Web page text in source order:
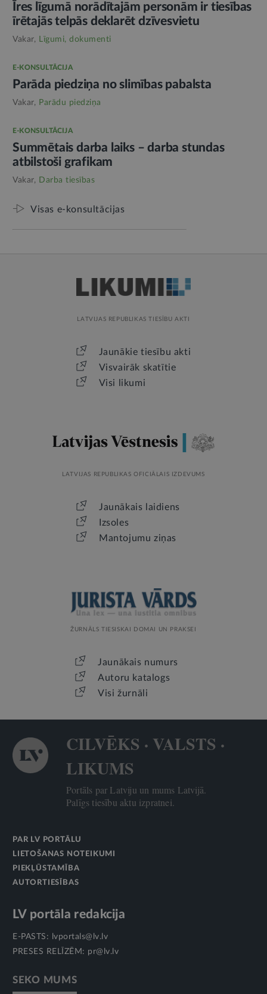
Īres līgumā norādītajām personām ir tiesības
īrētajās telpās deklarēt dzīvesvietu
Vakar, Līgumi, dokumenti
E-KONSULTĀCIJA
Parāda piedziņa no slimības pabalsta
Vakar, Parādu piedziņa
E-KONSULTĀCIJA
Summētais darba laiks – darba stundas
atbilstoši grafikam
Vakar, Darba tiesības
Visas e-konsultācijas
LATVIJAS REPUBLIKAS TIESĪBU AKTI
Jaunākie tiesību akti
Visvairāk skatītie
Visi likumi
LATVIJAS REPUBLIKAS OFICIĀLAIS IZDEVUMS
Jaunākais laidiens
Izsoles
Mantojumu ziņas
ŽURNĀLS TIESISKAI DOMAI UN PRAKSEI
Jaunākais numurs
Autoru katalogs
Visi žurnāli
CILVĒKS · VALSTS ·
LIKUMS
Portāls par Latviju un mums Latvijā.
Palīgs tiesību aktu izpratnei.
PAR LV PORTĀLU
LIETOŠANAS NOTEIKUMI
PIEKĻŪSTAMĪBA
AUTORTIESĪBAS
LV portāla redakcija
E-PASTS:
lvportals@lv.lv
PRESES RELĪZĒM: pr@lv.lv
SEKO MUMS